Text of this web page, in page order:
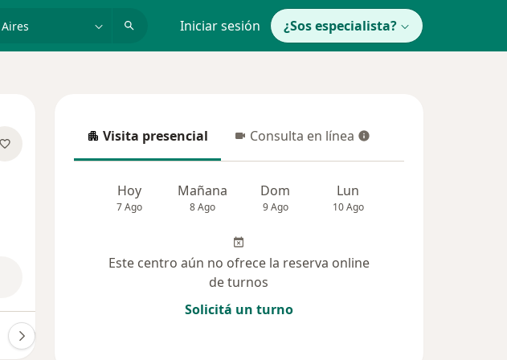
Iniciar sesión ¿Sos especialista?
Opiniones (23)
Visita presencial
Visita presencial Consulta en línea
Consulta en línea
Hoy
7 Ago
Mañana
8 Ago
Dom
9 Ago
Lun
10 Ago
Este centro aún no ofrece la reserva online
de turnos
Solicitá un turno